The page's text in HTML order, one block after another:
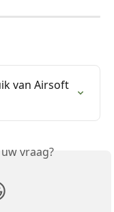
van Airsoft
vraag?